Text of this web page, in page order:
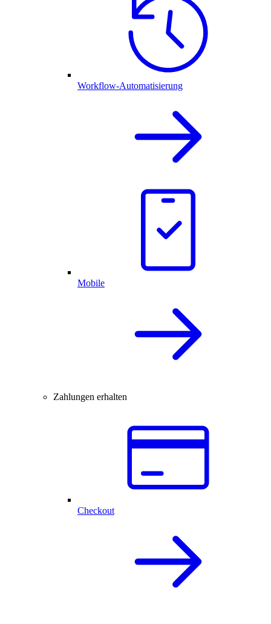
Workflow-Automatisierung
Mobile
Zahlungen erhalten
Checkout